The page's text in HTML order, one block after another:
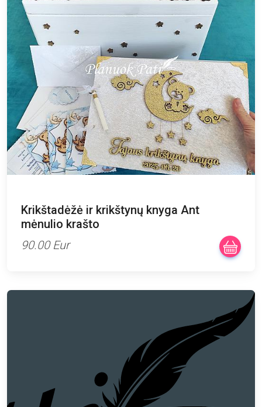
Krikštadėžė ir krikštynų knyga Ant
mėnulio krašto
90.00 Eur